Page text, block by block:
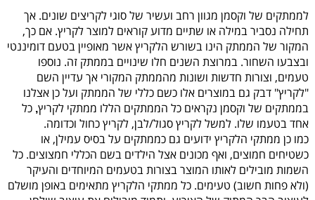
לממתקים של וקסמן מגוון רחב ועשיר של סוגי לקריצים שונים. אך
תחילה נסביר במילה או שתיים מדוע קוראים למוצר לקריץ. אם כך,
המקור של הממתק הינו בשורש הלקריץ אשר מאופיין בטעם דומיננטי
ובצבעו השחור. במרוצת השנים חלו שינויים בממתק זה. נוספו
טעמים, וצורות חדשות ושונות מהממתק המקורי אך עדיין השם
"לקריץ" דבק גם במוצרים אלו כשם כללי של הממתק ועל כן אצלנו
בממתקים של וקסמן נקראים כל הממתקים הללו ממתקי לקריץ, כל
אחד בטעמו שלו. למשל לקריץ סגול/לבן, לקריץ כחול וכדומה.
כמו כן ממתקי הלקריץ ידועים גם כממתקים על בסיס עמילן, או
כשטיחים חמוצים, ואף מכונים אצל הילדים בשם הכללי חמצוצים. כל
השמות מובילים לאותו המוצר בצורות בטעמים המיוחדים והעיקר
(ולא פחות חשוב) טעימים. כל ממתקי הלקריץ מתאימים באופן מושלם